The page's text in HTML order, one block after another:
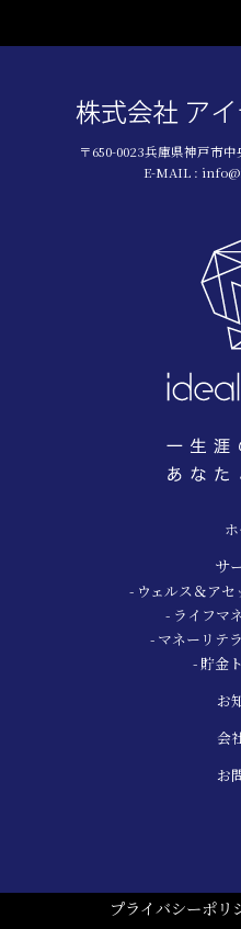
〒650-0023兵庫県神戸市
E-MAIL :
サ
- ウェルス＆ア
- ライフマ
- マネーリテ
- 貯金
お
会
お
プライバシーポリ